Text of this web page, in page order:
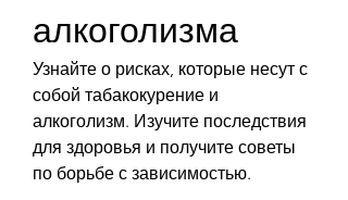
алкоголизма
Узнайте о рисках, которые несут с
собой табакокурение и
алкоголизм. Изучите последствия
для здоровья и получите советы
по борьбе с зависимостью.